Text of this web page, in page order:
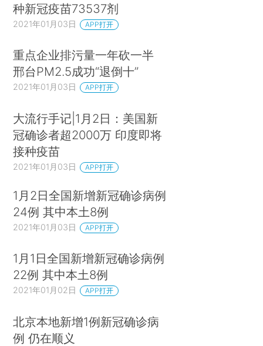
种新冠疫苗73537剂
2021年01月03日 APP打开
重点企业排污量一年砍一半
邢台PM2.5成功“退倒十”
2021年01月03日 APP打开
大流行手记|1月2日：美国新
冠确诊者超2000万 印度即将
接种疫苗
2021年01月03日 APP打开
1月2日全国新增新冠确诊病例
24例 其中本土8例
2021年01月03日 APP打开
1月1日全国新增新冠确诊病例
22例 其中本土8例
2021年01月02日 APP打开
北京本地新增1例新冠确诊病
例 仍在顺义